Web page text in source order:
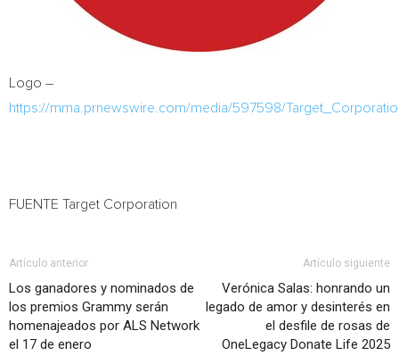
Logo –
https://mma.prnewswire.com/media/597598/
FUENTE Target Corporation
Artículo anterior
Los ganadores y nominados de
los premios Grammy serán
homenajeados por ALS Network
el 17 de enero
Artículo siguiente
Verónica Salas: honrando un
legado de amor y desinterés en
el desfile de rosas de
OneLegacy Donate Life 2025